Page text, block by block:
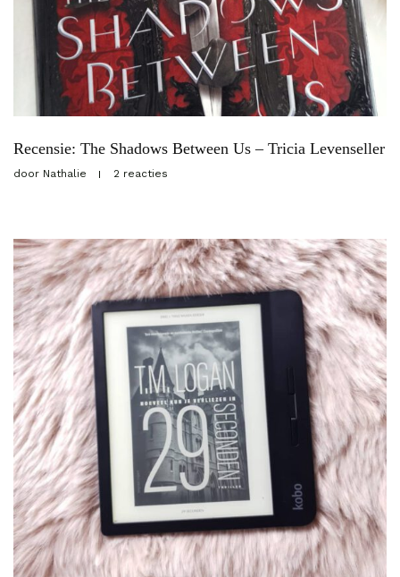
Recensie: The Shadows Between Us – Tricia Levenseller
door Nathalie 2 reacties